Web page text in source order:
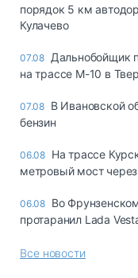
порядок 5 км
Кулачево
07.08 Дальнобойщик
на трассе М-10 в
07.08 В Ивановской
бензин
06.08 На трассе
метровый мост
06.08 Во
протаранил Lada
Все новости